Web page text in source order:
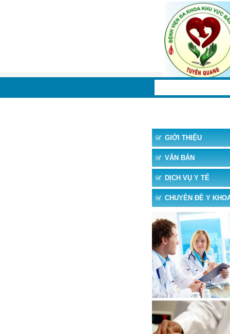
GIỚI THIỆU
VĂN BẢN
DỊCH VỤ Y TẾ
CHUYÊN ĐỀ Y